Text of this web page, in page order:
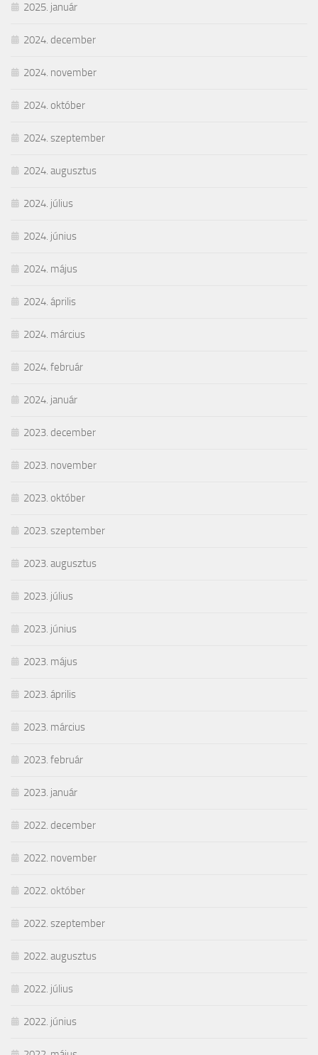
2025. január
2024. december
2024. november
2024. október
2024. szeptember
2024. augusztus
2024. július
2024. június
2024. május
2024. április
2024. március
2024. február
2024. január
2023. december
2023. november
2023. október
2023. szeptember
2023. augusztus
2023. július
2023. június
2023. május
2023. április
2023. március
2023. február
2023. január
2022. december
2022. november
2022. október
2022. szeptember
2022. augusztus
2022. július
2022. június